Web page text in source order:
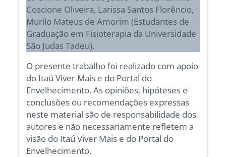
Coscione Oliveira, Larissa Santos Florêncio,
Murilo Mateus de Amorim (Estudantes de
Graduação em Fisioterapia da Universidade
São Judas Tadeu).
O presente trabalho foi realizado com apoio
do Itaú Viver Mais e do Portal do
Envelhecimento. As opiniões, hipóteses e
conclusões ou recomendações expressas
neste material são de responsabilidade dos
autores e não necessariamente refletem a
visão do Itaú Viver Mais e do Portal do
Envelhecimento.